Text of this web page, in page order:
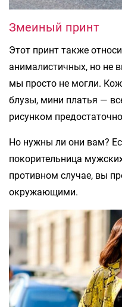
Змеиный принт
Этот принт также
анималистичных, но не
мы просто не могли.
блузы, мини платья —
рисунком
Но нужны ли они вам?
покорительница
противном случае, вы
окружающими.